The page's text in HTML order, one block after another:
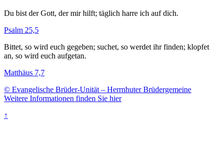
Du bist der Gott, der mir hilft; täglich harre ich auf dich.
Psalm 25,5
Bittet, so wird euch gegeben; suchet, so werdet ihr finden; klopfet
an, so wird euch aufgetan.
Matthäus 7,7
© Evangelische Brüder-Unität – Herrnhuter Brüdergemeine
Weitere Informationen finden Sie hier
↑